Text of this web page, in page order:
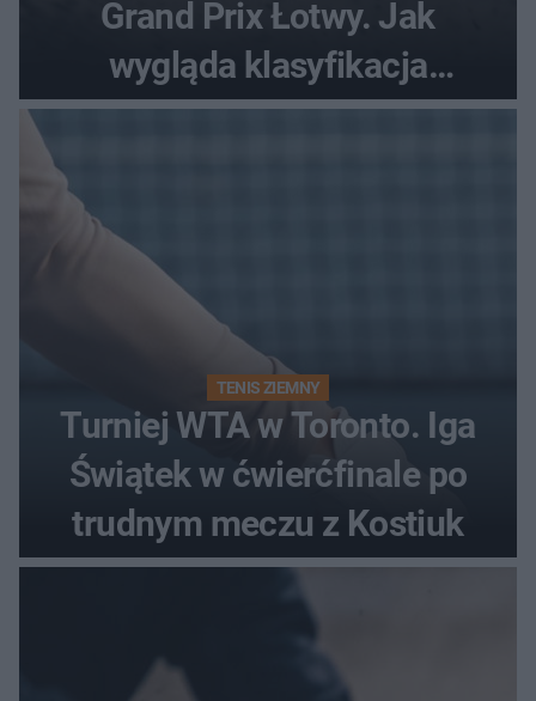
Grand Prix Łotwy. Jak
wygląda klasyfikacja
generalna cyklu?
TENIS ZIEMNY
Turniej WTA w Toronto. Iga
Świątek w ćwierćfinale po
trudnym meczu z Kostiuk